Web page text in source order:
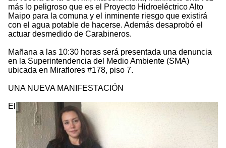
más lo peligroso que es el Proyecto Hidroeléctrico Alto
Maipo para la comuna y el inminente riesgo que existirá
con el agua potable de hacerse. Además desaprobó el
actuar desmedido de Carabineros.
Mañana a las 10:30 horas será presentada una denuncia
en la Superintendencia del Medio Ambiente (SMA)
ubicada en Miraflores #178, piso 7.
UNA NUEVA MANIFESTACIÓN
El